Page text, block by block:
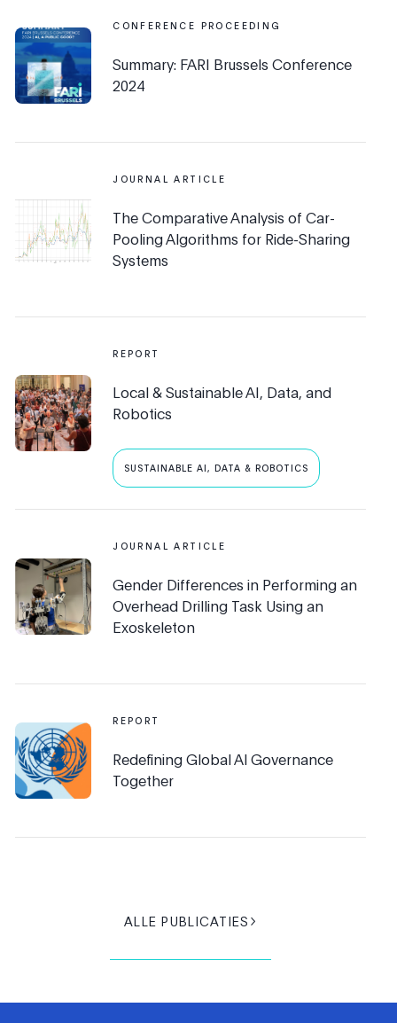
CONFERENCE PROCEEDING
Summary: FARI Brussels Conference
2024
JOURNAL ARTICLE
The Comparative Analysis of Car-
Pooling Algorithms for Ride-Sharing
Systems
REPORT
Local & Sustainable AI, Data, and
Robotics
SUSTAINABLE AI, DATA & ROBOTICS
JOURNAL ARTICLE
Gender Differences in Performing an
Overhead Drilling Task Using an
Exoskeleton
REPORT
Redefining Global Al Governance
Together
ALLE PUBLICATIES